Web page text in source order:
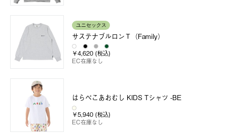
ユニセックス
サステナブルロンＴ（Family）
￥4,620 (税込)
EC在庫なし
はらぺこあおむし KIDS Tシャツ -BE
￥5,940 (税込)
EC在庫なし